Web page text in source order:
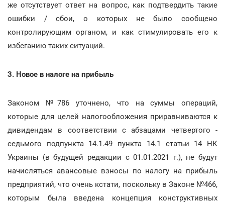
же отсутствует ответ на вопрос, как подтвердить такие
ошибки / сбои, о которых не было сообщено
контролирующим органом, и как стимулировать его к
избеганию таких ситуаций.
3. Новое в налоге на прибыль
Законом №786 уточнено, что на суммы операций,
которые для целей налогообложения приравниваются к
дивидендам в соответствии с абзацами четвертого -
седьмого подпункта 14.1.49 пункта 14.1 статьи 14 НК
Украины (в будущей редакции с 01.01.2021 г.), не будут
начисляться авансовые взносы по налогу на прибыль
предприятий, что очень кстати, поскольку в Законе №466,
которым была введена концепция конструктивных